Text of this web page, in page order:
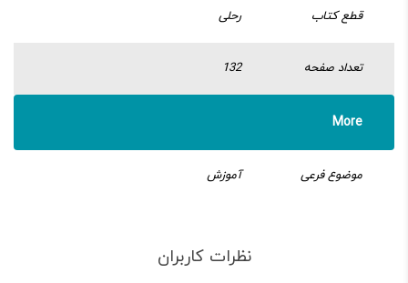
قطع کتاب رحلی
تعداد صفحه 132
More
موضوع فرعی آموزش
نظرات کاربران